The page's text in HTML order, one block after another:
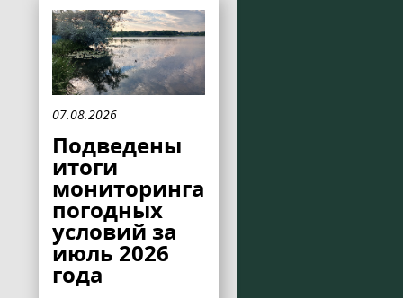
07.08.2026
Подведены
итоги
мониторинга
погодных
условий за
июль 2026
года